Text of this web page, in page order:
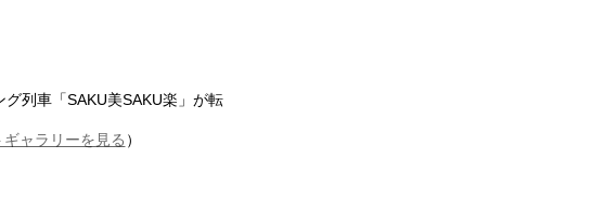
列車「SAKU美SAKU楽」が転
ギャラリーを見る ）